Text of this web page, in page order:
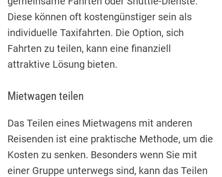
Diese können oft kostengünstiger sein als
individuelle Taxifahrten. Die Option, sich
Fahrten zu teilen, kann eine finanziell
attraktive Lösung bieten.
Mietwagen teilen
Das Teilen eines Mietwagens mit anderen
Reisenden ist eine praktische Methode, um die
Kosten zu senken. Besonders wenn Sie mit
einer Gruppe unterwegs sind, kann das Teilen